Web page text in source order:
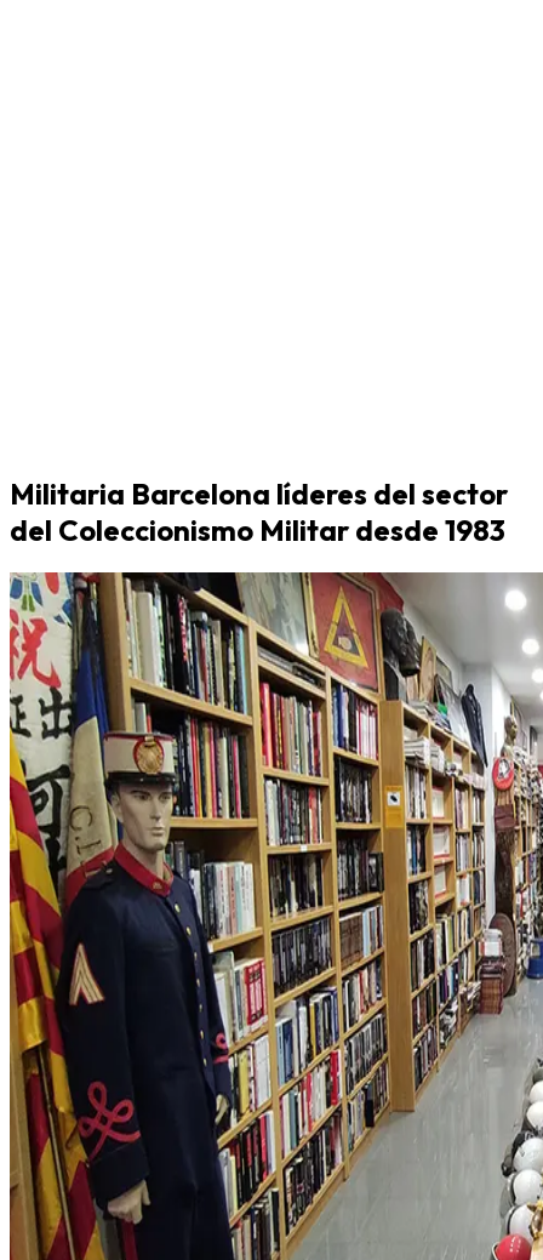
Militaria Barcelona líderes del sector
del Coleccionismo Militar desde 1983